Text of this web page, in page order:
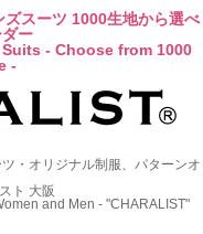
スーツ 1000生地から選べ
ー
- Choose from 1000
-
・オリジナル制服、パターンオ
ト 大阪
and Men - "CHARALIST"